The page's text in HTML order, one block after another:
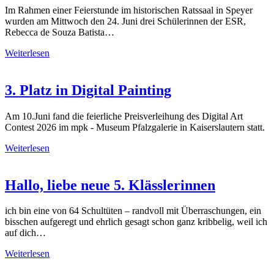
Im Rahmen einer Feierstunde im historischen Ratssaal in Speyer
wurden am Mittwoch den 24. Juni drei Schülerinnen der ESR,
Rebecca de Souza Batista…
Weiterlesen
3. Platz in Digital Painting
Am 10.Juni fand die feierliche Preisverleihung des Digital Art
Contest 2026 im mpk - Museum Pfalzgalerie in Kaiserslautern statt.
Weiterlesen
Hallo, liebe neue 5. Klässlerinnen
ich bin eine von 64 Schultüten – randvoll mit Überraschungen, ein
bisschen aufgeregt und ehrlich gesagt schon ganz kribbelig, weil ich
auf dich…
Weiterlesen